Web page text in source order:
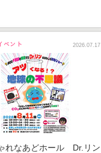
2026.07.17
れなあどホール Dr.リン